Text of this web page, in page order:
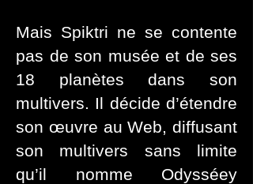
Mais Spiktri ne se contente
pas de son musée et de ses
18 planètes dans son
multivers. Il décide d’étendre
son œuvre au Web, diffusant
son multivers sans limite
qu’il nomme Odysséey